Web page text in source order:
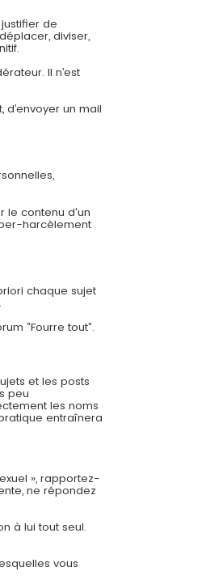
de
diviser,
Il n’est
un mail
le contenu d'un
harcèlement
chaque sujet
”Fourre tout”.
et les posts
peu
les noms
entraînera
», rapportez-
ne répondez
à lui tout seul.
vous